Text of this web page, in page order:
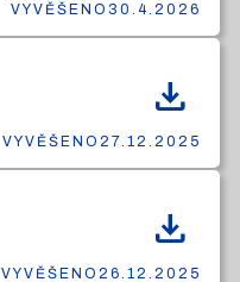
VYVĚŠENO 30.4.2026
download
VYVĚŠENO 27.12.2025
download
VYVĚŠENO 26.12.2025